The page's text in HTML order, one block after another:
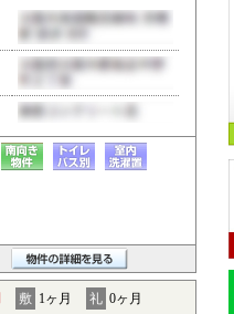
敷 1ヶ月 礼 0ヶ月